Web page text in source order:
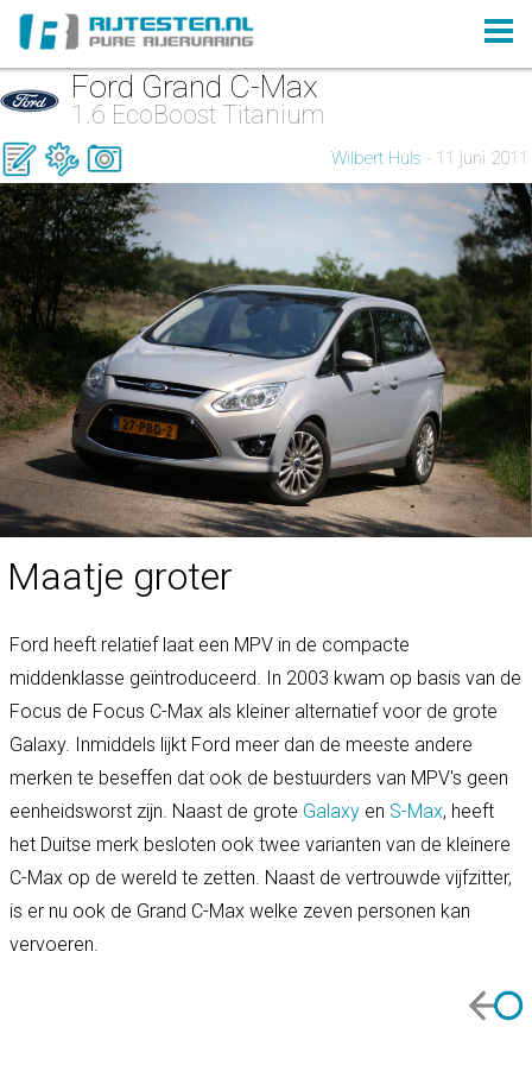
Ford Grand C-Max
1.6 EcoBoost Titanium
Wilbert Huls - 11 juni 2011
Maatje groter
Ford heeft relatief laat een MPV in de compacte
middenklasse geïntroduceerd. In 2003 kwam op basis van de
Focus de Focus C-Max als kleiner alternatief voor de grote
Galaxy. Inmiddels lijkt Ford meer dan de meeste andere
merken te beseffen dat ook de bestuurders van MPV's geen
eenheidsworst zijn. Naast de grote Galaxy en S-Max, heeft
het Duitse merk besloten ook twee varianten van de kleinere
C-Max op de wereld te zetten. Naast de vertrouwde vijfzitter,
is er nu ook de Grand C-Max welke zeven personen kan
vervoeren.